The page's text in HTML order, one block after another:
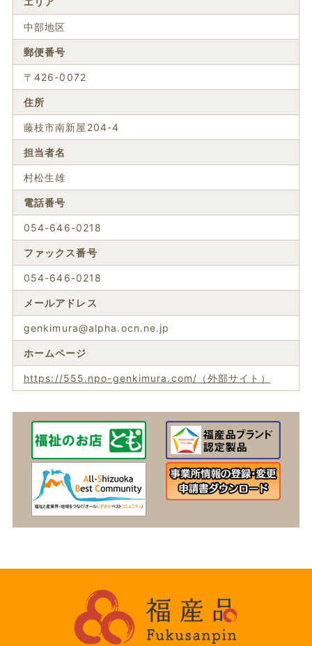
中部地区
郵便番号
〒426-0072
住所
藤枝市南新屋204-4
担当者名
村松生雄
電話番号
054-646-0218
ファックス番号
054-646-0218
メールアドレス
genkimura@alpha.ocn.ne.jp
ホームページ
https://555.npo-genkimura.com/（外部サイト）